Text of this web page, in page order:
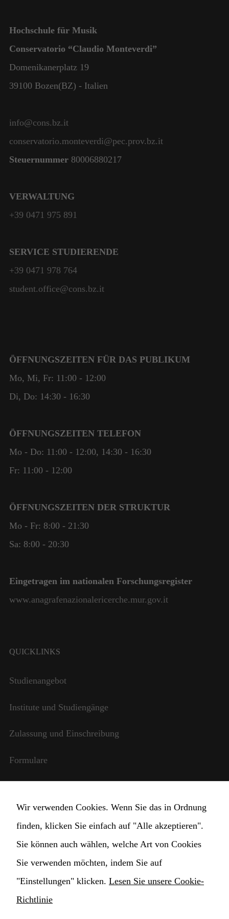
Hochschule für Musik
Conservatorio “Claudio Monteverdi”
Domenikanerplatz 19
39100 Bozen(BZ) - Italien
info@cons.bz.it
conservatorio.monteverdi@pec.prov.bz.it
Steuernummer 80006880217
VERWALTUNG
+39 0471 975 891
SERVICE STUDIERENDE
+39 0471 978 764
student.office@cons.bz.it
ÖFFNUNGSZEITEN FÜR DAS PUBLIKUM
Mo, Mi, Fr: 11:00 - 12:00
Di, Do: 14:30 - 16:30
ÖFFNUNGSZEITEN TELEFON
Mo - Do: 11:00 - 12:00, 14:30 - 16:30
Fr: 11:00 - 12:00
ÖFFNUNGSZEITEN DER STRUKTUR
Mo - Fr: 8:00 - 21:30
Sa: 8:00 - 20:30
Eingetragen im nationalen Forschungsregister
www.anagrafenazionalericerche.mur.gov.it
QUICKLINKS
Studienangebot
Institute und Studiengänge
Zulassung und Einschreibung
Formulare
StudentInnen und Lehrpersonal
Transparente Verwaltung
Cookie Einstellungen ändern
Wir verwenden Cookies. Wenn Sie das in Ordnung
finden, klicken Sie einfach auf "Alle akzeptieren".
Sie können auch wählen, welche Art von Cookies
Sie verwenden möchten, indem Sie auf
"Einstellungen" klicken. Lesen Sie unsere Cookie-
Richtlinie
optional. Sie
benötigt,
damit die
funktioniert.